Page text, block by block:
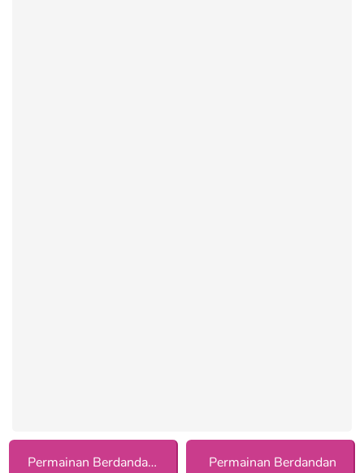
Permainan Berdandan dengan Asesoris Permainan Berdandan